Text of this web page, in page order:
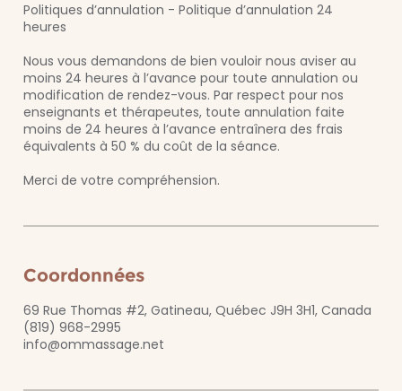
Politiques d’annulation - Politique d’annulation 24
heures
Nous vous demandons de bien vouloir nous aviser au
moins 24 heures à l’avance pour toute annulation ou
modification de rendez-vous. Par respect pour nos
enseignants et thérapeutes, toute annulation faite
moins de 24 heures à l’avance entraînera des frais
équivalents à 50 % du coût de la séance.
Merci de votre compréhension.
Coordonnées
69 Rue Thomas #2, Gatineau, Québec J9H 3H1, Canada
(819) 968-2995
info@ommassage.net